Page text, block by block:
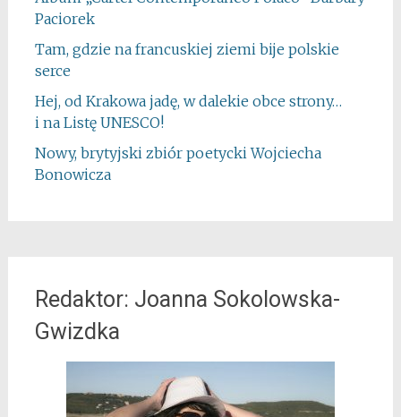
Paciorek
Tam, gdzie na francuskiej ziemi bije polskie
serce
Hej, od Krakowa jadę, w dalekie obce strony…
i na Listę UNESCO!
Nowy, brytyjski zbiór poetycki Wojciecha
Bonowicza
Redaktor: Joanna Sokolowska-
Gwizdka